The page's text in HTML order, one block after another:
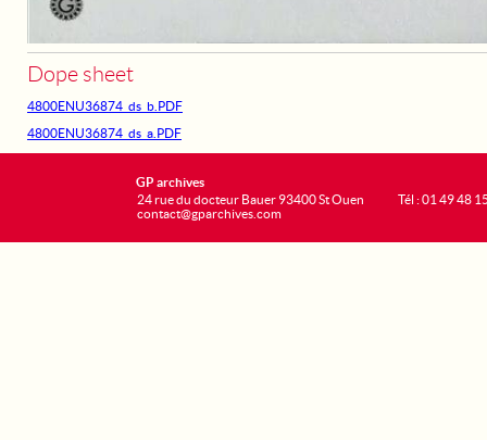
Dope sheet
4800ENU36874_ds_b.PDF
4800ENU36874_ds_a.PDF
GP archives
24 rue du docteur Bauer 93400 St Ouen
contact@gparchives.com
Tél : 01 49 48